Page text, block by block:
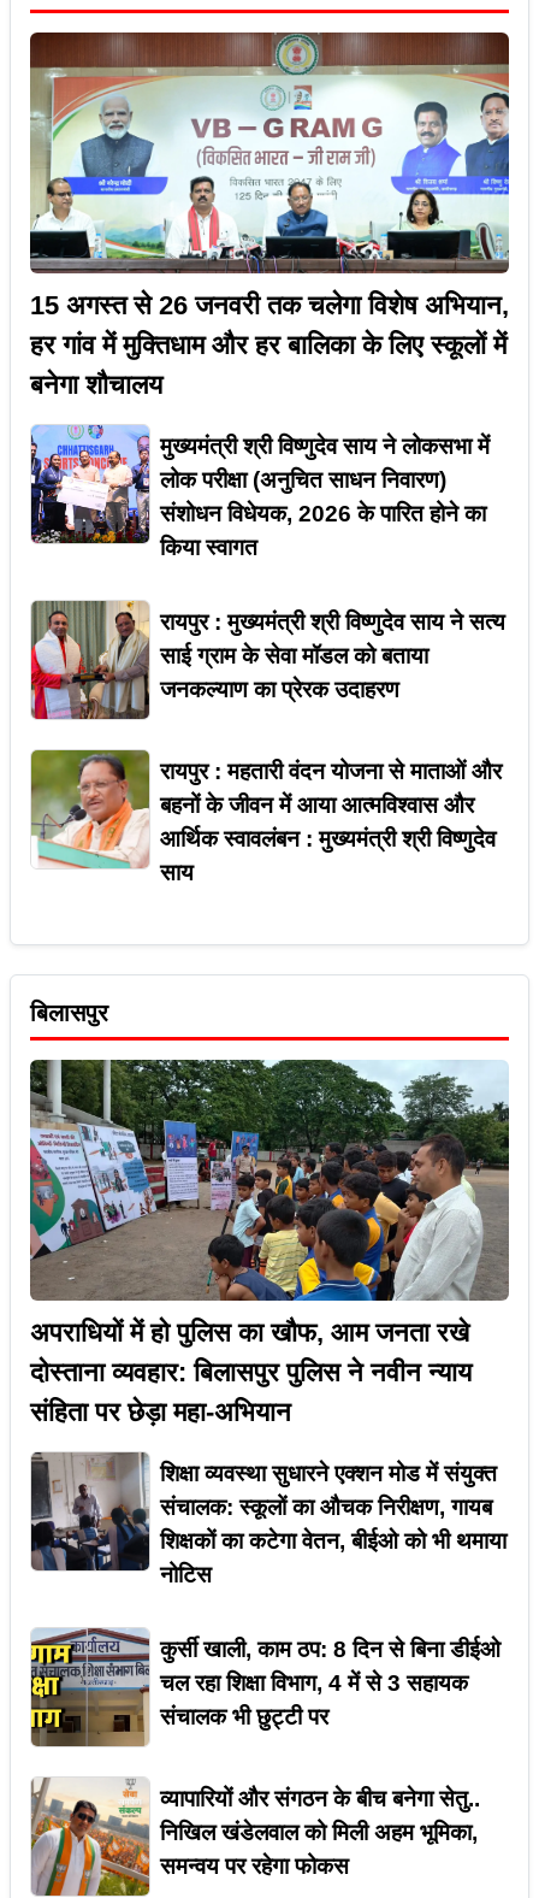
15 अगस्त से 26 जनवरी तक चलेगा विशेष अभियान,
हर गांव में मुक्तिधाम और हर बालिका के लिए स्कूलों में
बनेगा शौचालय
मुख्यमंत्री श्री विष्णुदेव साय ने लोकसभा में
लोक परीक्षा (अनुचित साधन निवारण)
संशोधन विधेयक, 2026 के पारित होने का
किया स्वागत
रायपुर : मुख्यमंत्री श्री विष्णुदेव साय ने सत्य
साई ग्राम के सेवा मॉडल को बताया
जनकल्याण का प्रेरक उदाहरण
रायपुर : महतारी वंदन योजना से माताओं और
बहनों के जीवन में आया आत्मविश्वास और
आर्थिक स्वावलंबन : मुख्यमंत्री श्री विष्णुदेव
साय
बिलासपुर
अपराधियों में हो पुलिस का खौफ, आम जनता रखे
दोस्ताना व्यवहार: बिलासपुर पुलिस ने नवीन न्याय
संहिता पर छेड़ा महा-अभियान
शिक्षा व्यवस्था सुधारने एक्शन मोड में संयुक्त
संचालक: स्कूलों का औचक निरीक्षण, गायब
शिक्षकों का कटेगा वेतन, बीईओ को भी थमाया
नोटिस
कुर्सी खाली, काम ठप: 8 दिन से बिना डीईओ
चल रहा शिक्षा विभाग, 4 में से 3 सहायक
संचालक भी छुट्टी पर
व्यापारियों और संगठन के बीच बनेगा सेतु..
निखिल खंडेलवाल को मिली अहम भूमिका,
समन्वय पर रहेगा फोकस